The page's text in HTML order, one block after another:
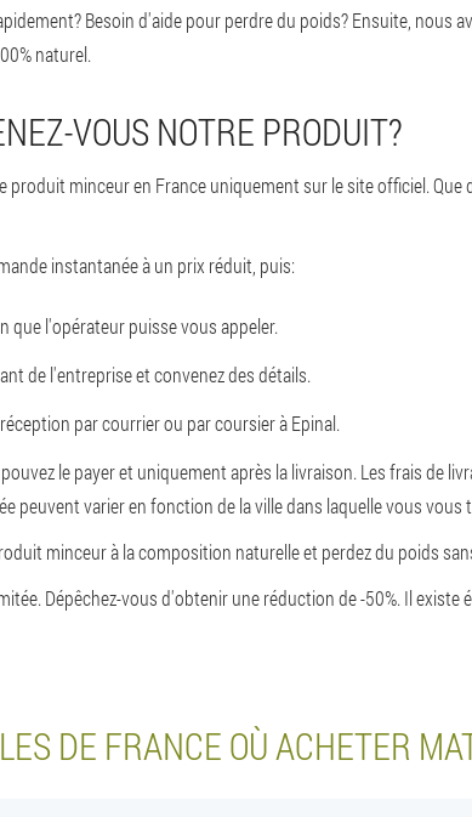
Besoin d'aide pour perdre du poids? Ensuite, nous
naturel.
VOUS NOTRE PRODUIT?
produit minceur en France uniquement sur le site officiel. Que
instantanée à un prix réduit, puis:
que l'opérateur puisse vous appeler.
de l'entreprise et convenez des détails.
par courrier ou par coursier à Epinal.
le payer et uniquement après la livraison. Les frais de
peuvent varier en fonction de la ville dans laquelle vous vous
minceur à la composition naturelle et perdez du poids
Dépêchez-vous d'obtenir une réduction de -50%. Il existe
DE FRANCE OÙ ACHETER